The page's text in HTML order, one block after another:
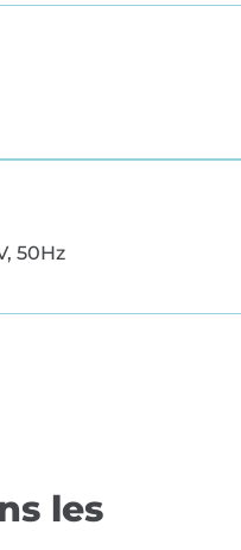
50Hz
les